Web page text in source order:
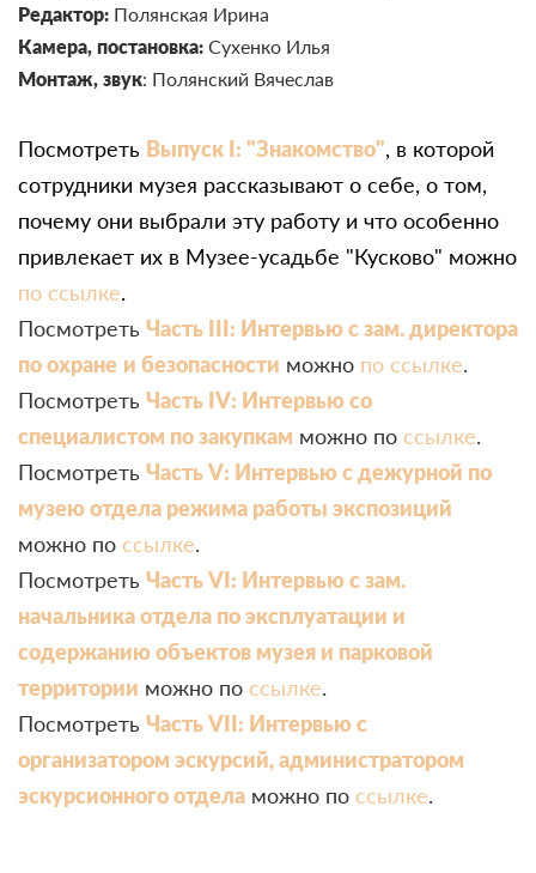
Редактор: Полянская Ирина
Камера, постановка: Сухенко Илья
Монтаж, звук: Полянский Вячеслав
Посмотреть Выпуск I: "Знакомство", в которой
сотрудники музея рассказывают о себе, о том,
почему они выбрали эту работу и что особенно
привлекает их в Музее-усадьбе "Кусково" можно
по ссылке.
Посмотреть Часть III: Интервью с зам. директора
по охране и безопасности можно по ссылке.
Посмотреть Часть IV: Интервью со
специалистом по закупкам можно по ссылке.
Посмотреть Часть V: Интервью с дежурной по
музеюотдела режима работы экспозиций
можно по ссылке.
Посмотреть Часть VI: Интервью с зам.
начальника отдела по эксплуатации и
содержанию объектов музея и парковой
территории можно по ссылке.
Посмотреть Часть VII: Интервью с
организатором эскурсий, администратором
эскурсионного отдела можно по ссылке.